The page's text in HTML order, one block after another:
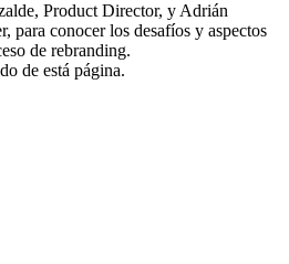
Product Director, y Adrián
para conocer los desafíos y aspectos
de rebranding.
de está página.